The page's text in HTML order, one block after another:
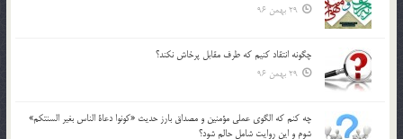
29 بهمن 96
چگونه انتقاد كنيم كه طرف مقابل پرخاش نكند؟
29 بهمن 96
چه كنم كه الگوي عملي مؤمنين و مصداق بارز حديث «كونوا دعاة الناس بغير السنتكم»
شوم و اين روايت شامل حالم شود؟